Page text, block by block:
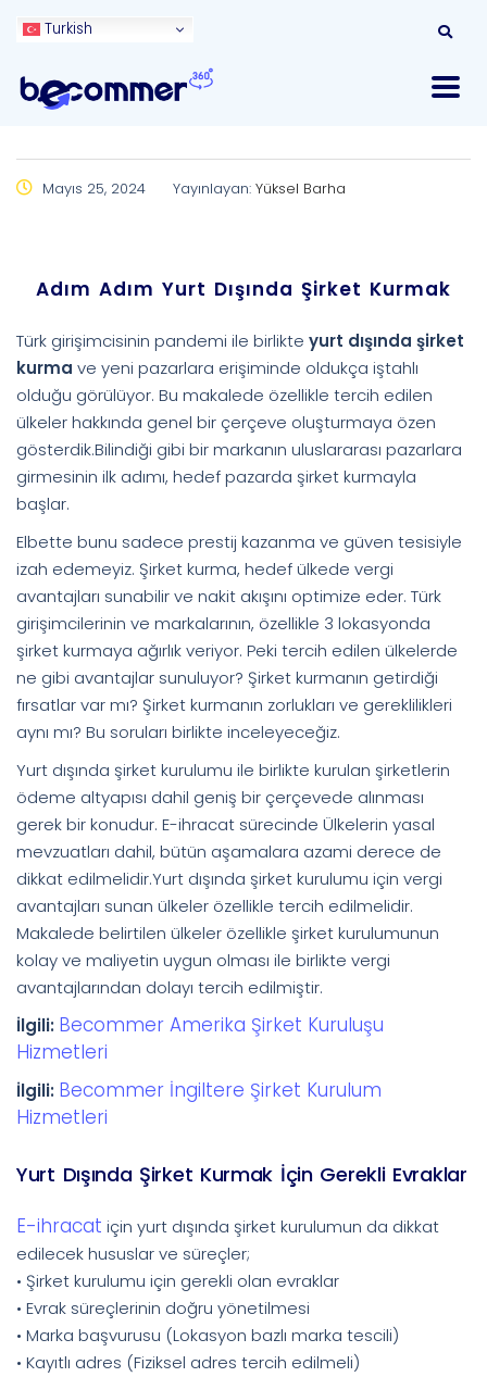
Turkish
Mayıs 25, 2024 Yayınlayan: Yüksel Barha
Adım Adım Yurt Dışında Şirket Kurmak
Türk girişimcisinin pandemi ile birlikte yurt dışında şirket
kurma ve yeni pazarlara erişiminde oldukça iştahlı
olduğu görülüyor. Bu makalede özellikle tercih edilen
ülkeler hakkında genel bir çerçeve oluşturmaya özen
gösterdik.Bilindiği gibi bir markanın uluslararası pazarlara
girmesinin ilk adımı, hedef pazarda şirket kurmayla
başlar.
Elbette bunu sadece prestij kazanma ve güven tesisiyle
izah edemeyiz. Şirket kurma, hedef ülkede vergi
avantajları sunabilir ve nakit akışını optimize eder. Türk
girişimcilerinin ve markalarının, özellikle 3 lokasyonda
şirket kurmaya ağırlık veriyor. Peki tercih edilen ülkelerde
ne gibi avantajlar sunuluyor? Şirket kurmanın getirdiği
fırsatlar var mı? Şirket kurmanın zorlukları ve gereklilikleri
aynı mı? Bu soruları birlikte inceleyeceğiz.
Yurt dışında şirket kurulumu ile birlikte kurulan şirketlerin
ödeme altyapısı dahil geniş bir çerçevede alınması
gerek bir konudur. E-ihracat sürecinde Ülkelerin yasal
mevzuatları dahil, bütün aşamalara azami derece de
dikkat edilmelidir.Yurt dışında şirket kurulumu için vergi
avantajları sunan ülkeler özellikle tercih edilmelidir.
Makalede belirtilen ülkeler özellikle şirket kurulumunun
kolay ve maliyetin uygun olması ile birlikte vergi
avantajlarından dolayı tercih edilmiştir.
İlgili: Becommer Amerika Şirket Kuruluşu
Hizmetleri
İlgili: Becommer İngiltere Şirket Kurulum
Hizmetleri
Yurt Dışında Şirket Kurmak İçin Gerekli Evraklar
E-ihracat için yurt dışında şirket kurulumun da dikkat
edilecek hususlar ve süreçler;
• Şirket kurulumu için gerekli olan evraklar
• Evrak süreçlerinin doğru yönetilmesi
• Marka başvurusu (Lokasyon bazlı marka tescili)
• Kayıtlı adres (Fiziksel adres tercih edilmeli)